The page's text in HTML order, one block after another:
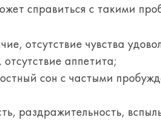
справиться с такими
отсутствие чувства
аппетита;
сон с частыми
раздражительность,